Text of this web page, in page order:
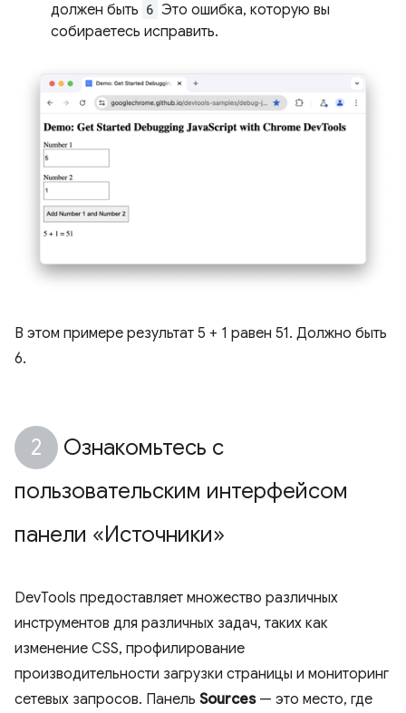
должен быть 6 Это ошибка, которую вы
собираетесь исправить.
В этом примере результат 5 + 1 равен 51. Должно быть
6.
Ознакомьтесь с
пользовательским интерфейсом
панели «Источники»
DevTools предоставляет множество различных
инструментов для различных задач, таких как
изменение CSS, профилирование
производительности загрузки страницы и мониторинг
сетевых запросов. Панель Sources— это место, где